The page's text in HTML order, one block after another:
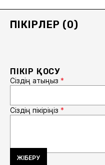
ПІКІРЛЕР (0)
ПІКІР ҚОСУ
Сіздің атыңыз *
Сіздің пікіріңіз *
ЖІБЕРУ